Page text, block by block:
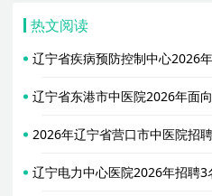
热文阅读
2026年辽宁省营口市中医院招
辽宁电力中心医院2026年招聘3